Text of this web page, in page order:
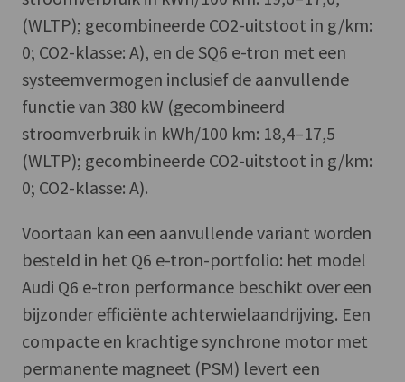
(WLTP); gecombineerde CO2-uitstoot in g/km:
0; CO2-klasse: A), en de SQ6 e-tron met een
systeemvermogen inclusief de aanvullende
functie van 380 kW (gecombineerd
stroomverbruik in kWh/100 km: 18,4–17,5
(WLTP); gecombineerde CO2-uitstoot in g/km:
0; CO2-klasse: A). ​ ​
​Voortaan kan een aanvullende variant worden
besteld in het Q6 e-tron-portfolio: het model
Audi Q6 e-tron performance beschikt over een
bijzonder efficiënte achterwielaandrijving. Een
compacte en krachtige synchrone motor met
permanente magneet (PSM) levert een